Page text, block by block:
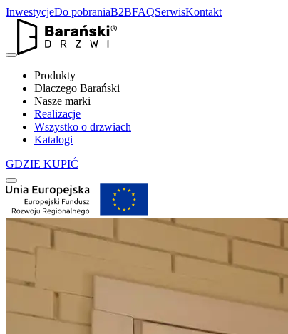
InwestycjeDo pobraniaB2BFAQSerwisKontakt
Produkty
Dlaczego Barański
Nasze marki
Realizacje
Wszystko o drzwiach
Katalogi
GDZIE KUPIĆ